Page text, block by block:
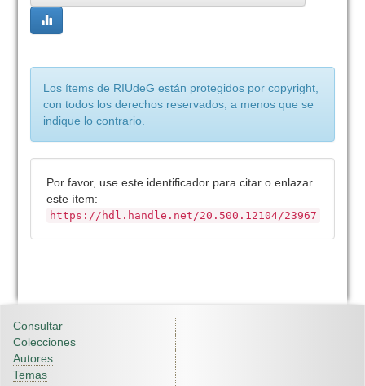
Los ítems de RIUdeG están protegidos por copyright,
con todos los derechos reservados, a menos que se
indique lo contrario.
Por favor, use este identificador para citar o enlazar
este ítem:
https://hdl.handle.net/20.500.12104/23967
Consultar
Colecciones
Autores
Temas